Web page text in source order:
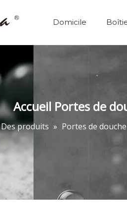
Domicile
Accueil Portes de
Des produits » Portes de douche